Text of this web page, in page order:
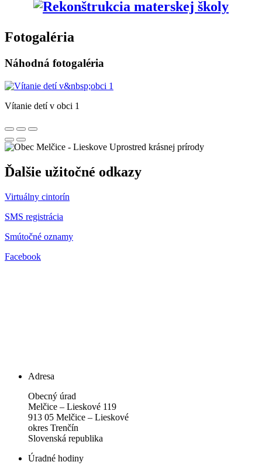
Fotogaléria
Náhodná fotogaléria
Vítanie detí v obci 1
Uprostred krásnej prírody
Ďalšie užitočné odkazy
Virtuálny cintorín
SMS registrácia
Smútočné oznamy
Facebook
Adresa
Obecný úrad
Melčice – Lieskové 119
913 05 Melčice – Lieskové
okres Trenčín
Slovenská republika
Úradné hodiny